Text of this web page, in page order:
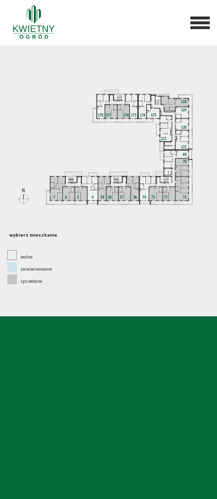
wybierz mieszkanie
wolne
zarezerwowane
sprzedane